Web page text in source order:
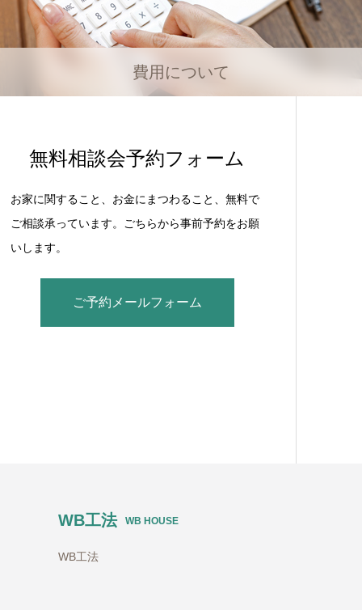
費用について
無料相談会予約フォーム
お家に関すること、お金にまつわること、無料で
ご相談承っています。ごちらから事前予約をお願
いします。
ご予約メールフォーム
WB工法 WB HOUSE
WB工法